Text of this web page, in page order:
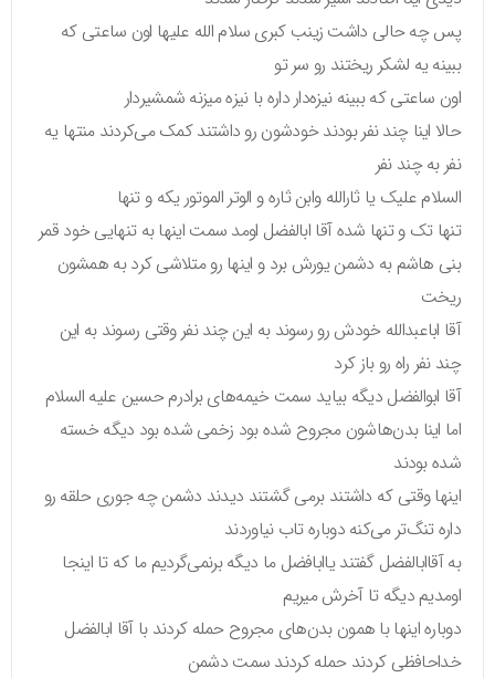
پس چه حالی داشت زینب کبری سلام الله علیها اون ساعتی که
ببینه یه لشکر ریختند رو سر تو
اون ساعتی که ببینه نیزه‌دار داره با نیزه میزنه شمشیردار
حالا اینا چند نفر بودند خودشون رو داشتند کمک می‌کردند منتها یه
نفر به چند نفر
السلام علیک یا ثارالله وابن ثاره و الوتر الموتور یکه و تنها
تنها تک و تنها شده آقا ابالفضل اومد سمت اینها به تنهایی خود قمر
بنی هاشم به دشمن یورش برد و اینها رو متلاشی کرد به همشون
ریخت
آقا اباعبدالله خودش رو رسوند به این چند نفر وقتی رسوند به این
چند نفر راه رو باز کرد
آقا ابوالفضل دیگه بیاید سمت خیمه‌های برادرم حسین علیه السلام
اما اینا بدن‌هاشون مجروح شده بود زخمی شده بود دیگه خسته
شده بودند
اینها وقتی که داشتند برمی گشتند دیدند دشمن چه جوری حلقه رو
داره تنگ‌تر می‌کنه دوباره تاب نیاوردند
به آقاابالفضل گفتند یاابافضل ما دیگه برنمی‌گردیم ما که تا اینجا
اومدیم دیگه تا آخرش میریم
دوباره اینها با همون بدن‌های مجروح حمله کردند با آقا ابالفضل
خداحافظی کردند حمله کردند سمت دشمن